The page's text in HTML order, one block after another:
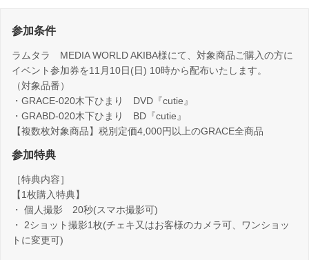
参加条件
ラムタラ MEDIA WORLD AKIBA様にて、対象商品ご購入の方に
イベント参加券を11月10日(日) 10時から配布いたします。
（対象品番）
・GRACE-020木下ひまり DVD『cutie』
・GRABD-020木下ひまり BD『cutie』
【複数枚対象商品】税別定価4,000円以上のGRACE全商品
参加特典
［特典内容］
【1枚購入特典】
・ 個人撮影 20秒(スマホ撮影可)
・ 2ショット撮影1枚(チェキ又はお客様のカメラ可、ワンショッ
トに変更可)